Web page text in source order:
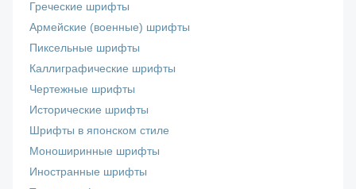
Греческие шрифты
Армейские (военные) шрифты
Пиксельные шрифты
Каллиграфические шрифты
Чертежные шрифты
Исторические шрифты
Шрифты в японском стиле
Моноширинные шрифты
Иностранные шрифты